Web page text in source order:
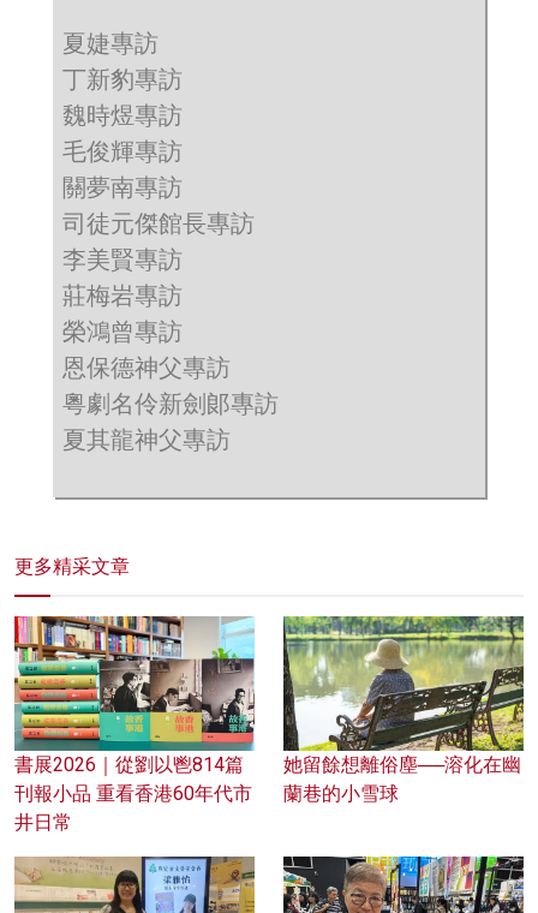
夏婕專訪
丁新豹專訪
魏時煜專訪
毛俊輝專訪
關夢南專訪
司徒元傑館長專訪
李美賢專訪
莊梅岩專訪
榮鴻曾專訪
恩保德神父專訪
粵劇名伶新劍郞專訪
夏其龍神父專訪
更多精采文章
書展2026｜從劉以鬯814篇
刊報小品 重看香港60年代市
井日常
她留餘想離俗塵──溶化在幽
蘭巷的小雪球